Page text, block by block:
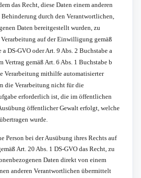
das Recht, diese Daten einem anderen
durch den Verantwortlichen,
Daten bereitgestellt wurden, zu
auf der Einwilligung gemäß
DS-GVO oder Art. 9 Abs. 2 Buchstabe a
Vertrag gemäß Art. 6 Abs. 1 Buchstabe b
Verarbeitung mithilfe automatisierter
die Verarbeitung nicht für die
erforderlich ist, die im öffentlichen
öffentlicher Gewalt erfolgt, welche
wurde.
Person bei der Ausübung ihres Rechts auf
Art. 20 Abs. 1 DS-GVO das Recht, zu
Daten direkt von einem
anderen Verantwortlichen übermittelt